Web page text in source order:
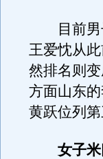
目前男子
王爱忱从
然排名则
方面山东
黄跃位列第
女子米